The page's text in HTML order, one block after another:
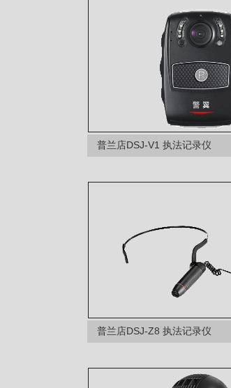
普兰店DSJ-V1 执法记录仪
普兰店DSJ-Z8 执法记录仪